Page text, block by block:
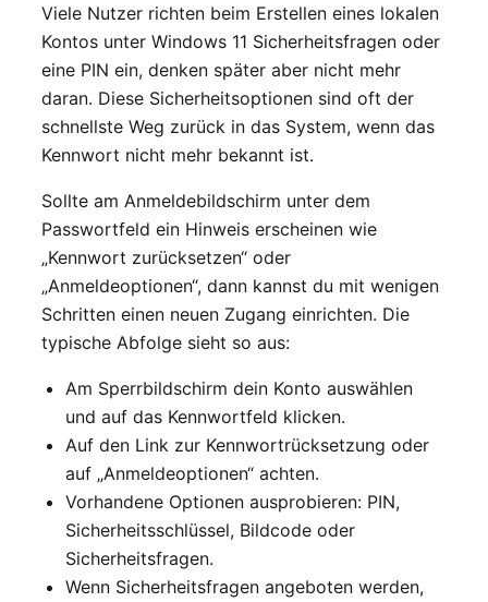
Viele Nutzer richten beim Erstellen eines lokalen
Kontos unter Windows 11 Sicherheitsfragen oder
eine PIN ein, denken später aber nicht mehr
daran. Diese Sicherheitsoptionen sind oft der
schnellste Weg zurück in das System, wenn das
Kennwort nicht mehr bekannt ist.
Sollte am Anmeldebildschirm unter dem
Passwortfeld ein Hinweis erscheinen wie
„Kennwort zurücksetzen“ oder
„Anmeldeoptionen“, dann kannst du mit wenigen
Schritten einen neuen Zugang einrichten. Die
typische Abfolge sieht so aus:
Am Sperrbildschirm dein Konto auswählen
und auf das Kennwortfeld klicken.
Auf den Link zur Kennwortrücksetzung oder
auf „Anmeldeoptionen“ achten.
Vorhandene Optionen ausprobieren: PIN,
Sicherheitsschlüssel, Bildcode oder
Sicherheitsfragen.
Wenn Sicherheitsfragen angeboten werden,